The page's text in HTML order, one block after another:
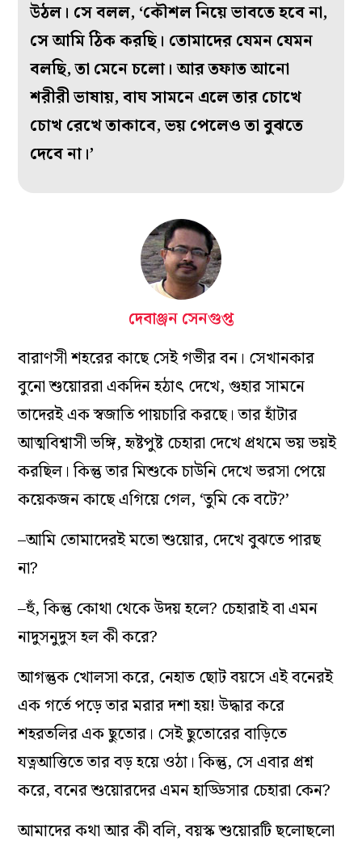
উঠল। সে বলল, ‘কৌশল নিয়ে ভাবতে হবে না,
সে আমি ঠিক করছি। তোমাদের যেমন যেমন
বলছি, তা মেনে চলো। আর তফাত আনো
শরীরী ভাষায়, বাঘ সামনে এলে তার চোখে
চোখ রেখে তাকাবে, ভয় পেলেও তা বুঝতে
দেবে না।’
দেবাঞ্জন সেনগুপ্ত
বারাণসী শহরের কাছে সেই গভীর বন। সেখানকার
বুনো শুয়োররা একদিন হঠাৎ দেখে, গুহার সামনে
তাদেরই এক স্বজাতি পায়চারি করছে। তার হাঁটার
আত্মবিশ্বাসী ভঙ্গি, হৃষ্টপুষ্ট চেহারা দেখে প্রথমে ভয় ভয়ই
করছিল। কিন্তু তার মিশুকে চাউনি দেখে ভরসা পেয়ে
কয়েকজন কাছে এগিয়ে গেল, ‘তুমি কে বটে?’
–আমি তোমাদেরই মতো শুয়োর, দেখে বুঝতে পারছ
না?
–হুঁ, কিন্তু কোথা থেকে উদয় হলে? চেহারাই বা এমন
নাদুসনুদুস হল কী করে?
আগন্তুক খোলসা করে, নেহাত ছোট বয়সে এই বনেরই
এক গর্তে পড়ে তার মরার দশা হয়! উদ্ধার করে
শহরতলির এক ছুতোর। সেই ছুতোরের বাড়িতে
যত্নআত্তিতে তার বড় হয়ে ওঠা। কিন্তু, সে এবার প্রশ্ন
করে, বনের শুয়োরদের এমন হাড্ডিসার চেহারা কেন?
আমাদের কথা আর কী বলি, বয়স্ক শুয়োরটি ছলোছলো